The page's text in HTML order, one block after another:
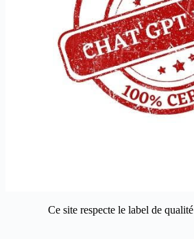
Ce site respecte le label de qualité